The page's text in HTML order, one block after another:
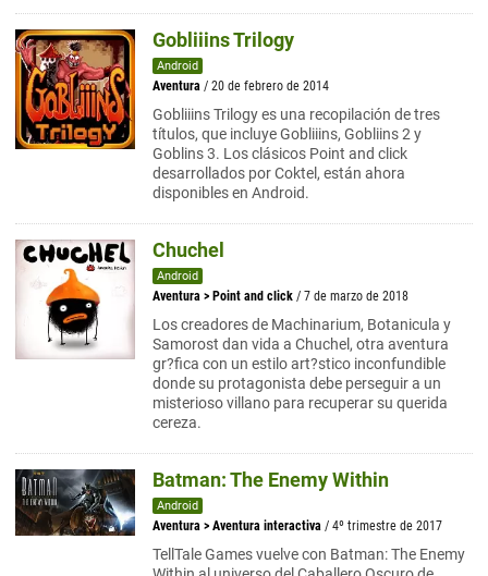
Gobliiins Trilogy
Android
Aventura / 20 de febrero de 2014
Gobliiins Trilogy es una recopilación de tres
títulos, que incluye Gobliiins, Gobliins 2 y
Goblins 3. Los clásicos Point and click
desarrollados por Coktel, están ahora
disponibles en Android.
Chuchel
Android
Aventura > Point and click / 7 de marzo de 2018
Los creadores de Machinarium, Botanicula y
Samorost dan vida a Chuchel, otra aventura
gr?fica con un estilo art?stico inconfundible
donde su protagonista debe perseguir a un
misterioso villano para recuperar su querida
cereza.
Batman: The Enemy Within
Android
Aventura > Aventura interactiva / 4º trimestre de 2017
TellTale Games vuelve con Batman: The Enemy